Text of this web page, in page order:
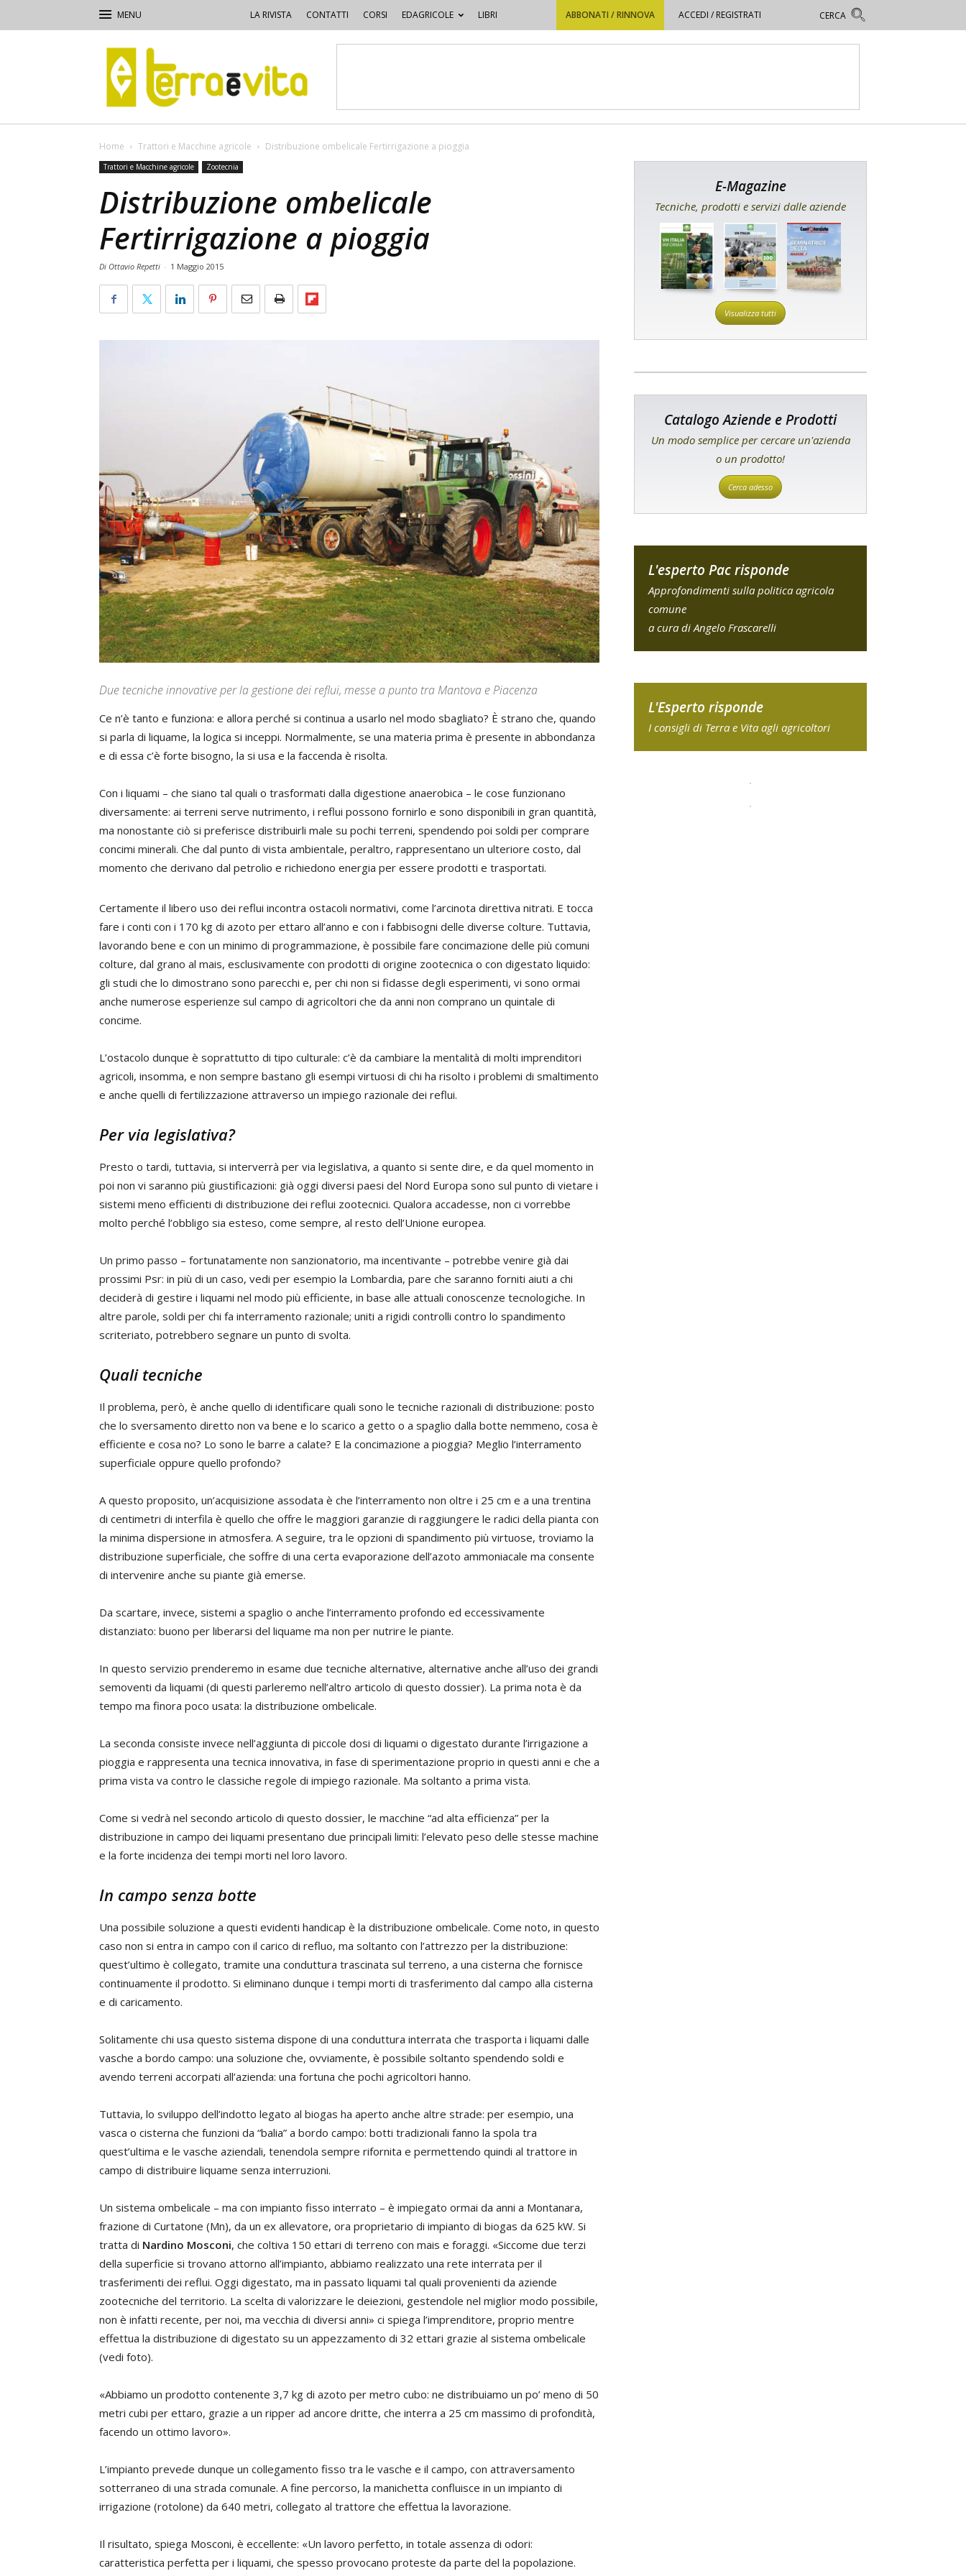
LA RIVISTA CONTATTI CORSI EDAGRICOLE LIBRI ABBONATI / RINNOVA ACCEDI / REGISTRATI
Terra
e
Vita
Home Trattori e Macchine agricole Distribuzione ombelicale Fertirrigazione a pioggia
Trattori e Macchine agricole Zootecnia
Distribuzione ombelicale
Fertirrigazione a pioggia
Di Ottavio Repetti - 1 Maggio 2015
Due tecniche innovative per la gestione dei reflui, messe a punto tra Mantova e Piacenza
Ce n’è tanto e funziona: e allora perché si continua a usarlo nel modo sbagliato? È strano che, quando
si parla di liquame, la logica si inceppi. Normalmente, se una materia prima è presente in abbondanza
e di essa c’è forte bisogno, la si usa e la faccenda è risolta.
Con i liquami – che siano tal quali o trasformati dalla digestione anaerobica – le cose funzionano
diversamente: ai terreni serve nutrimento, i reflui possono fornirlo e sono disponibili in gran quantità,
ma nonostante ciò si preferisce distribuirli male su pochi terreni, spendendo poi soldi per comprare
concimi minerali. Che dal punto di vista ambientale, peraltro, rappresentano un ulteriore costo, dal
momento che derivano dal petrolio e richiedono energia per essere prodotti e trasportati.
Certamente il libero uso dei reflui incontra ostacoli normativi, come l’arcinota direttiva nitrati. E tocca
fare i conti con i 170 kg di azoto per ettaro all’anno e con i fabbisogni delle diverse colture. Tuttavia,
lavorando bene e con un minimo di programmazione, è possibile fare concimazione delle più comuni
colture, dal grano al mais, esclusivamente con prodotti di origine zootecnica o con digestato liquido:
gli studi che lo dimostrano sono parecchi e, per chi non si fidasse degli esperimenti, vi sono ormai
anche numerose esperienze sul campo di agricoltori che da anni non comprano un quintale di
concime.
L’ostacolo dunque è soprattutto di tipo culturale: c’è da cambiare la mentalità di molti imprenditori
agricoli, insomma, e non sempre bastano gli esempi virtuosi di chi ha risolto i problemi di smaltimento
e anche quelli di fertilizzazione attraverso un impiego razionale dei reflui.
Per via legislativa?
Presto o tardi, tuttavia, si interverrà per via legislativa, a quanto si sente dire, e da quel momento in
poi non vi saranno più giustificazioni: già oggi diversi paesi del Nord Europa sono sul punto di vietare i
sistemi meno efficienti di distribuzione dei reflui zootecnici. Qualora accadesse, non ci vorrebbe
molto perché l’obbligo sia esteso, come sempre, al resto dell’Unione europea.
Un primo passo – fortunatamente non sanzionatorio, ma incentivante – potrebbe venire già dai
prossimi Psr: in più di un caso, vedi per esempio la Lombardia, pare che saranno forniti aiuti a chi
deciderà di gestire i liquami nel modo più efficiente, in base alle attuali conoscenze tecnologiche. In
altre parole, soldi per chi fa interramento razionale; uniti a rigidi controlli contro lo spandimento
scriteriato, potrebbero segnare un punto di svolta.
Quali tecniche
Il problema, però, è anche quello di identificare quali sono le tecniche razionali di distribuzione: posto
che lo sversamento diretto non va bene e lo scarico a getto o a spaglio dalla botte nemmeno, cosa è
efficiente e cosa no? Lo sono le barre a calate? E la concimazione a pioggia? Meglio l’interramento
superficiale oppure quello profondo?
A questo proposito, un’acquisizione assodata è che l’interramento non oltre i 25 cm e a una trentina
di centimetri di interfila è quello che offre le maggiori garanzie di raggiungere le radici della pianta con
la minima dispersione in atmosfera. A seguire, tra le opzioni di spandimento più virtuose, troviamo la
distribuzione superficiale, che soffre di una certa evaporazione dell’azoto ammoniacale ma consente
di intervenire anche su piante già emerse.
Da scartare, invece, sistemi a spaglio o anche l’interramento profondo ed eccessivamente
distanziato: buono per liberarsi del liquame ma non per nutrire le piante.
In questo servizio prenderemo in esame due tecniche alternative, alternative anche all’uso dei grandi
semoventi da liquami (di questi parleremo nell’altro articolo di questo dossier). La prima nota è da
tempo ma finora poco usata: la distribuzione ombelicale.
La seconda consiste invece nell’aggiunta di piccole dosi di liquami o digestato durante l’irrigazione a
pioggia e rappresenta una tecnica innovativa, in fase di sperimentazione proprio in questi anni e che a
prima vista va contro le classiche regole di impiego razionale. Ma soltanto a prima vista.
Come si vedrà nel secondo articolo di questo dossier, le macchine “ad alta efficienza” per la
distribuzione in campo dei liquami presentano due principali limiti: l’elevato peso delle stesse machine
e la forte incidenza dei tempi morti nel loro lavoro.
In campo senza botte
Una possibile soluzione a questi evidenti handicap è la distribuzione ombelicale. Come noto, in questo
caso non si entra in campo con il carico di refluo, ma soltanto con l’attrezzo per la distribuzione:
quest’ultimo è collegato, tramite una conduttura trascinata sul terreno, a una cisterna che fornisce
continuamente il prodotto. Si eliminano dunque i tempi morti di trasferimento dal campo alla cisterna
e di caricamento.
Solitamente chi usa questo sistema dispone di una conduttura interrata che trasporta i liquami dalle
vasche a bordo campo: una soluzione che, ovviamente, è possibile soltanto spendendo soldi e
avendo terreni accorpati all’azienda: una fortuna che pochi agricoltori hanno.
Tuttavia, lo sviluppo dell’indotto legato al biogas ha aperto anche altre strade: per esempio, una
vasca o cisterna che funzioni da “balia” a bordo campo: botti tradizionali fanno la spola tra
quest’ultima e le vasche aziendali, tenendola sempre rifornita e permettendo quindi al trattore in
campo di distribuire liquame senza interruzioni.
Un sistema ombelicale – ma con impianto fisso interrato – è impiegato ormai da anni a Montanara,
frazione di Curtatone (Mn), da un ex allevatore, ora proprietario di impianto di biogas da 625 kW. Si
tratta di Nardino Mosconi, che coltiva 150 ettari di terreno con mais e foraggi. «Siccome due terzi
della superficie si trovano attorno all’impianto, abbiamo realizzato una rete interrata per il
trasferimenti dei reflui. Oggi digestato, ma in passato liquami tal quali provenienti da aziende
zootecniche del territorio. La scelta di valorizzare le deiezioni, gestendole nel miglior modo possibile,
non è infatti recente, per noi, ma vecchia di diversi anni» ci spiega l’imprenditore, proprio mentre
effettua la distribuzione di digestato su un appezzamento di 32 ettari grazie al sistema ombelicale
(vedi foto).
«Abbiamo un prodotto contenente 3,7 kg di azoto per metro cubo: ne distribuiamo un po’ meno di 50
metri cubi per ettaro, grazie a un ripper ad ancore dritte, che interra a 25 cm massimo di profondità,
facendo un ottimo lavoro».
L’impianto prevede dunque un collegamento fisso tra le vasche e il campo, con attraversamento
sotterraneo di una strada comunale. A fine percorso, la manichetta confluisce in un impianto di
irrigazione (rotolone) da 640 metri, collegato al trattore che effettua la lavorazione.
Il risultato, spiega Mosconi, è eccellente: «Un lavoro perfetto, in totale assenza di odori:
caratteristica perfetta per i liquami, che spesso provocano proteste da parte del la popolazione.
E-Magazine
Tecniche, prodotti e servizi dalle aziende
Visualizza tutti
Catalogo Aziende e Prodotti
Un modo semplice per cercare un'azienda
o un prodotto!
Cerca adesso
L'esperto Pac risponde
Approfondimenti sulla politica agricola
comune
a cura di Angelo Frascarelli
L'Esperto risponde
I consigli di Terra e Vita agli agricoltori